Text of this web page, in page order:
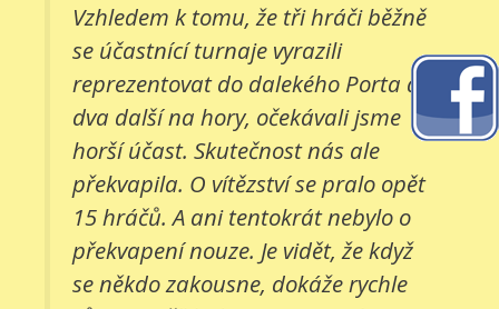
Vzhledem k tomu, že tři hráči běžně
se účastnící turnaje vyrazili
reprezentovat do dalekého Porta a
dva další na hory, očekávali jsme
horší účast. Skutečnost nás ale
překvapila. O vítězství se pralo opět
15 hráčů. A ani tentokrát nebylo o
překvapení nouze. Je vidět, že když
se někdo zakousne, dokáže rychle